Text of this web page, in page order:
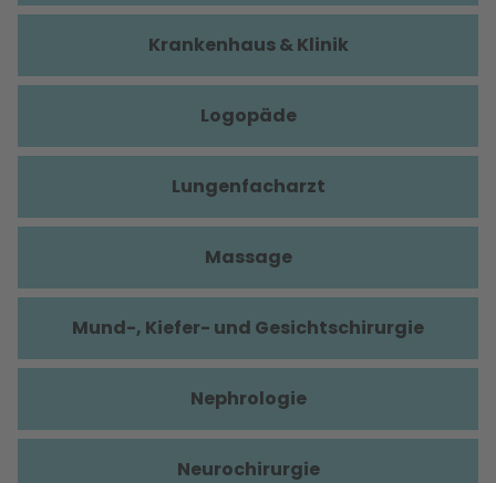
Krankenhaus & Klinik
Logopäde
Lungenfacharzt
Massage
Mund-, Kiefer- und Gesichtschirurgie
Nephrologie
Neurochirurgie